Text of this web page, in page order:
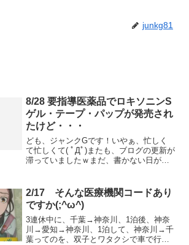
junkg81
8/28 要指導医薬品でロキソニンS
ゲル・テープ・パップが発売され
たけど・・・
ども、ジャンクGです！いやぁ、忙しく
て忙しくて( ﾟДﾟ)またも、ブログの更新が
滞っていましたｗまだ、書かない日が続
ても、文章を書くことは大事だと思いま
すし(;^ω^)...
2/17 そんな医療機関コードあり
ですか(;^ω^)
3連休中に、千葉→神奈川、1泊後、神奈
川→愛知→神奈川、1泊して、神奈川→千
葉ってのを、双子とワタクシで車で行っ